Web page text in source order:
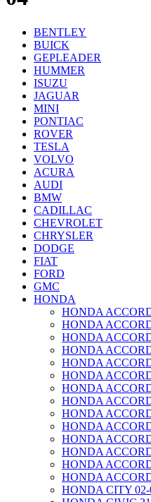
BENTLEY
BUICK
GEPLEADER
HUMMER
ISUZU
JAGUAR
MINI
PONTIAC
ROVER
TESLA
VOLVO
ACURA
AUDI
BMW
CADILLAC
CHEVROLET
CHRYSLER
DODGE
FIAT
FORD
GMC
HONDA
HONDA
HONDA
HONDA
HONDA
HONDA
HONDA
HONDA
HONDA
HONDA
HONDA
HONDA
HONDA
HONDA
HONDA
HONDA CITY 02-